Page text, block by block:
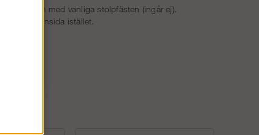
rören med vanliga stolpfästen (ingår ej).
insida istället.